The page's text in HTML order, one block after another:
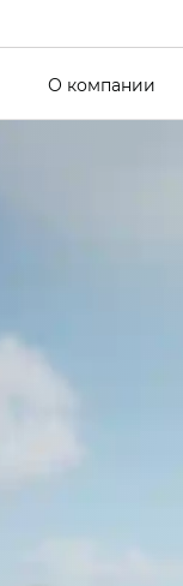
О компании